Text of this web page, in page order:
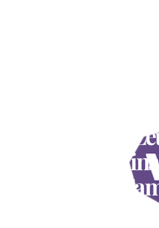
De Maintenir
Obligations
Envers Leur
L’étranger, Alors